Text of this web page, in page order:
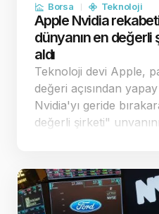
Borsa Teknoloji
Apple Nvidia
dünyanın en değerli
aldı
Teknoloji devi Apple,
değeri açısından
Nvidia'yı geride
değerli şirketi"
pozi…